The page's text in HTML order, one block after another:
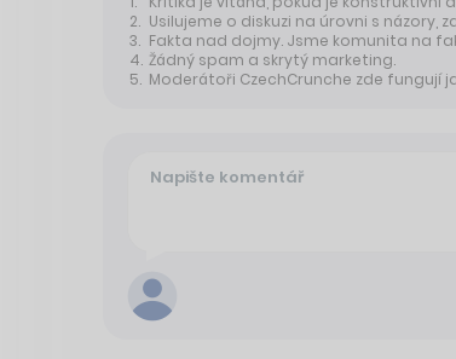
Usilujeme o diskuzi na úrovni s
Fakta nad dojmy. Jsme komunita na
Žádný spam a skrytý marketing.
Moderátoři CzechCrunche zde fungují